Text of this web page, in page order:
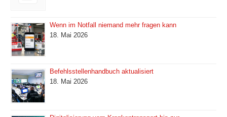
Wenn im Notfall niemand mehr fragen kann
18. Mai 2026
Befehlsstellenhandbuch aktualisiert
18. Mai 2026